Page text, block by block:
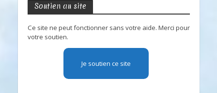
Soutien au site
Ce site ne peut fonctionner sans votre aide. Merci pour
votre soutien.
Je soutien ce site